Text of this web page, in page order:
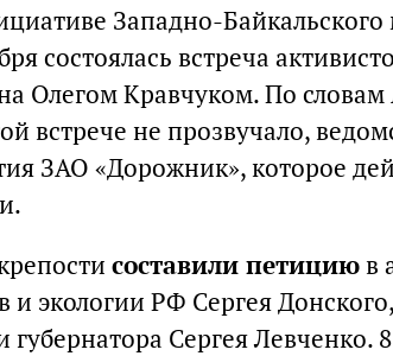
Западно-
состоялась встреча
Олегом Кравчуком. По словам
встрече не прозвучало,
ЗАО «Дорожник», которое
составили петициюв
и экологии РФ Сергея
Сергея Левченко.